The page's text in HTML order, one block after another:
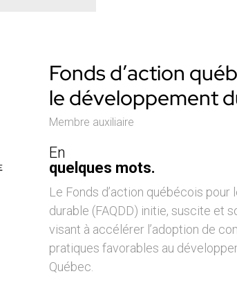
Fonds d’action
le développement
Membre auxiliaire
En
quelques mots.
Le Fonds d’action québécois
durable (FAQDD) initie, suscite et
visant à accélérer l’adoption de
pratiques favorables au
Québec.